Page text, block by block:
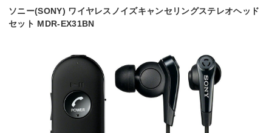
ソニー(SONY) ワイヤレスノイズキャンセリングステレオヘッド
セット MDR-EX31BN